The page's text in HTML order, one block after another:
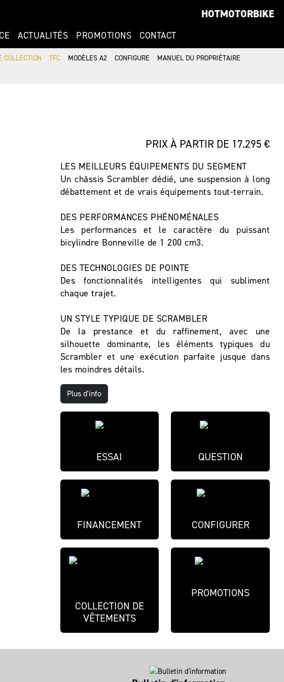
HOTMOTORBIKE
ACTUALITÉS PROMOTIONS CONTACT
COLLECTION TFC MODÈLES A2 CONFIGURE
MANUEL DU PROPRIÉTAIRE
PRIX À PARTIR DE 17.295 €
LES MEILLEURS ÉQUIPEMENTS DU SEGMENT
Un châssis Scrambler dédié, une suspension à long
débattement et de vrais équipements tout-terrain.
DES PERFORMANCES PHÉNOMÉNALES
Les performances et le caractère du puissant
bicylindre Bonneville de 1 200 cm3.
DES TECHNOLOGIES DE POINTE
Des fonctionnalités intelligentes qui subliment
chaque trajet.
UN STYLE TYPIQUE DE SCRAMBLER
De la prestance et du raffinement, avec une
silhouette dominante, les éléments typiques du
Scrambler et une exécution parfaite jusque dans
les moindres détails.
Plus d'info
ESSAI QUESTION
FINANCEMENT CONFIGURER
COLLECTION DE
VÊTEMENTS
PROMOTIONS